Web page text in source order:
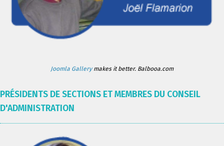
Joomla Gallerymakes it better. Balbooa.com
PRÉSIDENTS DE SECTIONS ET MEMBRES DU CONSEIL
D'ADMINISTRATION